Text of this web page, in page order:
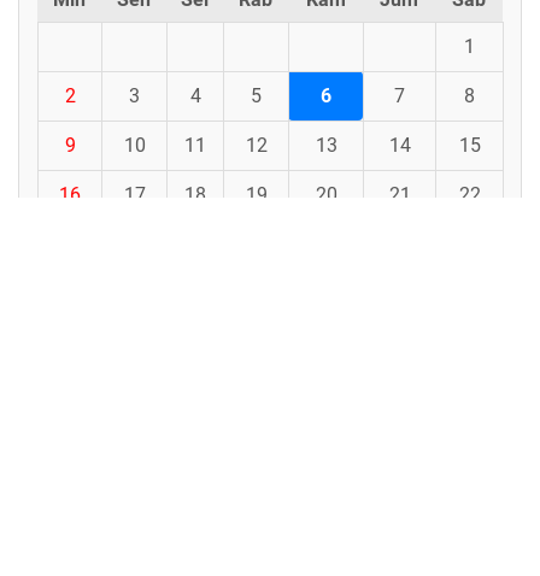
1
2 3 4 5 6 7 8
9 10 11 12 13 14 15
16 17 18 19 20 21 22